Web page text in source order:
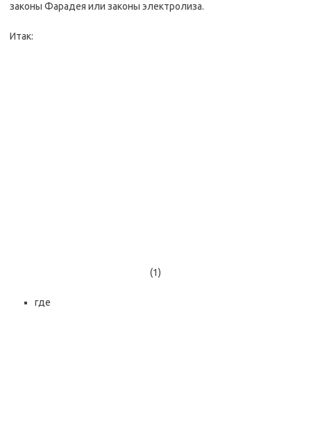
законы Фарадея или законы электролиза.
Итак:
(1)
где